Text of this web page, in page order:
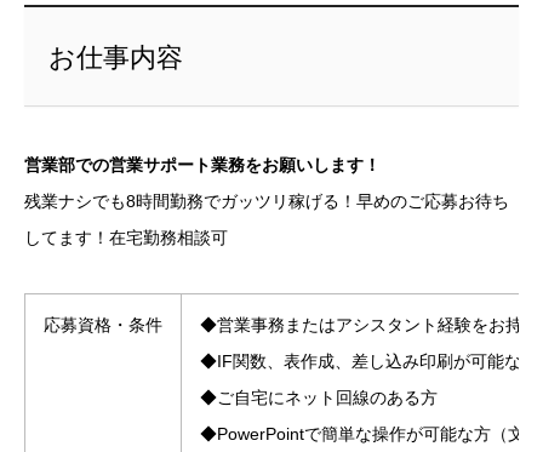
お仕事内容
営業部での営業サポート業務をお願いします！
残業ナシでも8時間勤務でガッツリ稼げる！早めのご応募お待ち
してます！在宅勤務相談可
応募資格・条件
◆営業事務またはアシスタント経験をお持ち
◆IF関数、表作成、差し込み印刷が可能な方
◆ご自宅にネット回線のある方
◆PowerPointで簡単な操作が可能な方（文